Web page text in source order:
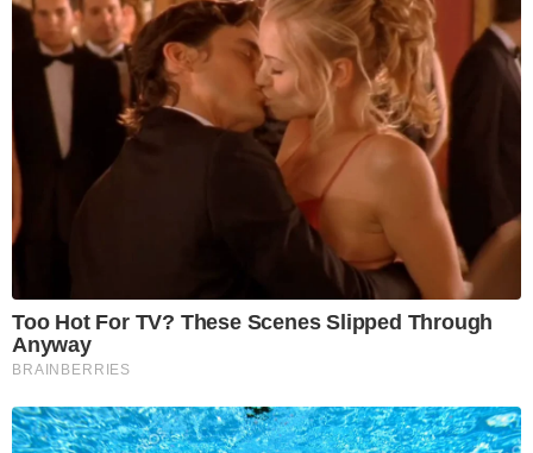
Too Hot For TV? These Scenes Slipped Through
Anyway
BRAINBERRIES